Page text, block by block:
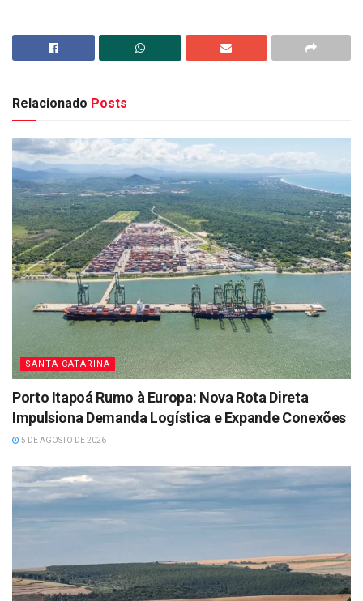
Relacionado Posts
SANTA CATARINA
Porto Itapoá Rumo à Europa: Nova Rota Direta
Impulsiona Demanda Logística e Expande Conexões
5 DE AGOSTO DE 2026